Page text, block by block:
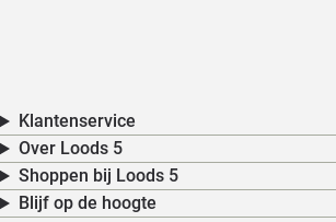
Klantenservice
Over Loods 5
Shoppen bij Loods 5
Blijf op de hoogte